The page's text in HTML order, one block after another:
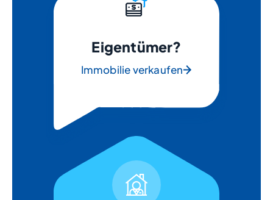
Eigentümer?
Immobilie verkaufen